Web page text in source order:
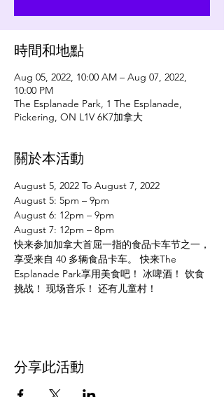
時間和地點
Aug 05, 2022, 10:00 AM – Aug 07, 2022,
10:00 PM
The Esplanade Park, 1 The Esplanade,
Pickering, ON L1V 6K7加拿大
關於本活動
August 5, 2022 To August 7, 2022
August 5: 5pm – 9pm
August 6: 12pm – 9pm
August 7: 12pm – 8pm
快来参加加拿大首屈一指的食品卡车节之一，
享受来自 40 多辆食品卡车。 快来The
Esplanade Park享用美食吧！ 冰啤酒！ 饮食
挑战！ 现场音乐！ 还有儿童村！
分享此活動